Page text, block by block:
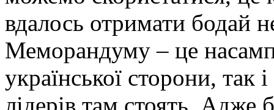
вдалось отримати бодай
Меморандуму – це
української сторони, так
лідерів там стоять. Адже